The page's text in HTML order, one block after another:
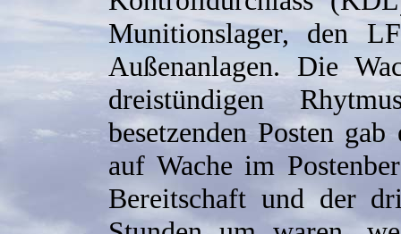
Munitionslager, den
Außenanlagen. Die
dreistündigen
besetzenden Posten
auf Wache im
Bereitschaft und der